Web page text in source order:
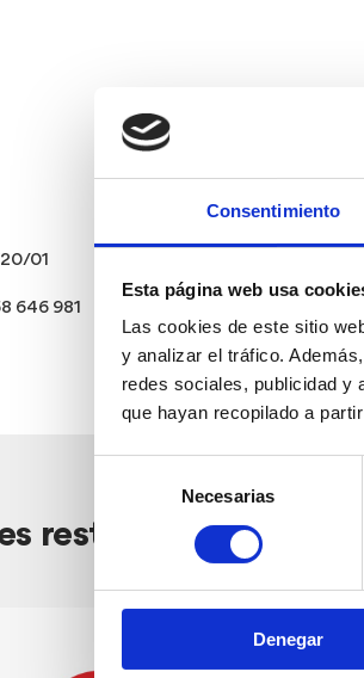
Consentimiento
Esta página web usa
Las cookies de este sitio
y analizar el tráfico.
redes sociales, publicidad y
que hayan recopilado a
consentimiento
Necesarias
Denegar
01
646 981
restaurants pròxims